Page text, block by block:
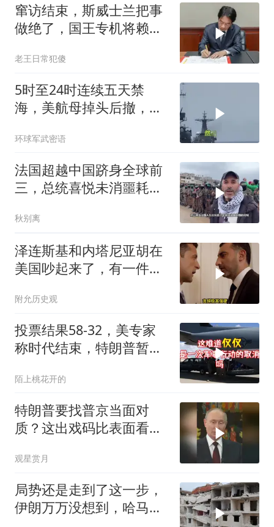
窜访结束，斯威士兰把事
做绝了，国王专机将赖清
老王日常犯傻
5时至24时连续五天禁
海，美航母掉头后撤，黄
环球军武密语
法国超越中国跻身全球前
三，总统喜悦未消噩耗降
秋别离
泽连斯基和内塔尼亚胡在
美国吵起来了，有一件事
附允历史观
投票结果58-32，美专家
称时代结束，特朗普暂不
陌上桃花开的
特朗普要找普京当面对
质？这出戏码比表面看起
观星赏月
局势还是走到了这一步，
伊朗万万没想到，哈马斯